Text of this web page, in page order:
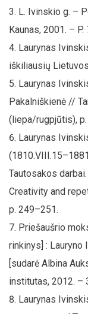
L. Ivinskio g. –
Kaunas, 2001. – P.
Laurynas
iškiliausių
Laurynas
Pakalniškienė //
(liepa/rugpjūtis),
Laurynas
Tautosakos
Creativity and
p. 249–251.
Priešaušrio
rinkinys] :
[sudarė Albina
institutas, 2012. –
Laurynas